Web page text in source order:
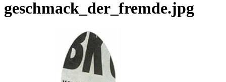
geschmack_der_fremde.jpg